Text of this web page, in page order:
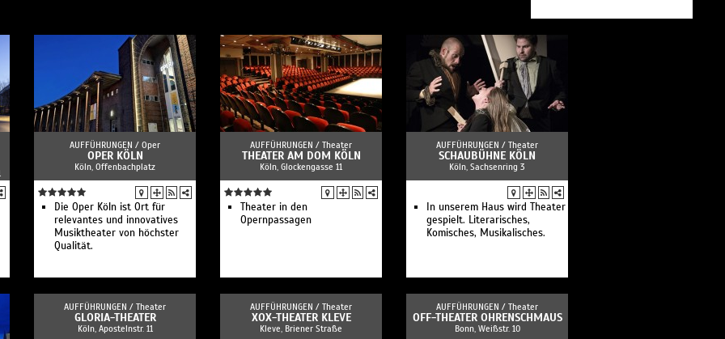
AUFFÜHRUNGEN / Oper
OPER KÖLN
Köln, Offenbachplatz
Die Oper Köln ist Ort für
relevantes und innovatives
Musiktheater von höchster
Qualität.
AUFFÜHRUNGEN / Theater
THEATER AM DOM KÖLN
Köln, Glockengasse 11
Theater in den
Opernpassagen
AUFFÜHRUNGEN / Theater
SCHAUBÜHNE KÖLN
Köln, Sachsenring 3
In unserem Haus wird Theater
gespielt. Literarisches,
Komisches, Musikalisches.
AUFFÜHRUNGEN / Theater
GLORIA-THEATER
Köln, Apostelnstr. 11
AUFFÜHRUNGEN / Theater
XOX-THEATER KLEVE
Kleve, Briener Straße
AUFFÜHRUNGEN / Theater
OFF-THEATER OHRENSCHMAUS
Bonn, Weißstr. 10